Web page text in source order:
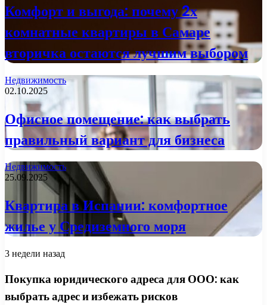
Комфорт и выгода: почему 2х
комнатные квартиры в Самаре
вторичка остаются лучшим выбором
Недвижимость
02.10.2025
Офисное помещение: как выбрать
правильный вариант для бизнеса
Недвижимость
25.09.2025
Квартира в Испании: комфортное
жилье у Средиземного моря
3 недели назад
Покупка юридического адреса для ООО: как
выбрать адрес и избежать рисков